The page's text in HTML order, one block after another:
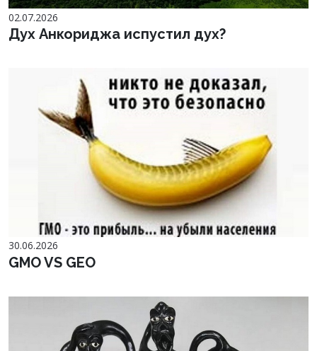
02.07.2026
Дух Анкориджа испустил дух?
30.06.2026
GMO VS GEO